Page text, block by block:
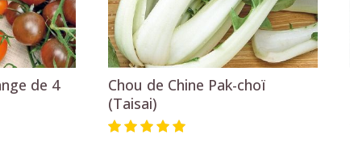
de 4
Chou de Chine Pak-choï
(Taisai)